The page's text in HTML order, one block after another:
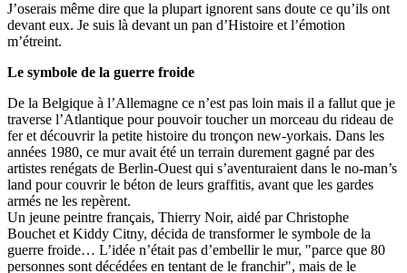
J’oserais même dire que la plupart ignorent sans doute ce qu’ils ont
devant eux. Je suis là devant un pan d’Histoire et l’émotion
m’étreint.
Le symbole de la guerre froide
De la Belgique à l’Allemagne ce n’est pas loin mais il a fallut que je
traverse l’Atlantique pour pouvoir toucher un morceau du rideau de
fer et découvrir la petite histoire du tronçon new-yorkais. Dans les
années 1980, ce mur avait été un terrain durement gagné par des
artistes renégats de Berlin-Ouest qui s’aventuraient dans le no-man’s
land pour couvrir le béton de leurs graffitis, avant que les gardes
armés ne les repèrent.
Un jeune peintre français, Thierry Noir, aidé par Christophe
Bouchet et Kiddy Citny, décida de transformer le symbole de la
guerre froide… L’idée n’était pas d’embellir le mur, "parce que 80
personnes sont décédées en tentant de le franchir", mais de le